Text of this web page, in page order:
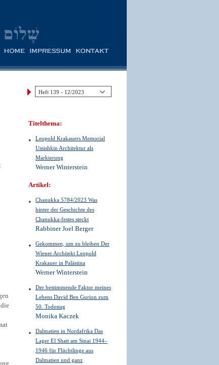
Titelthema:
Leopold Krakauers Memorial
Ussishkin Architektur als
Markierung
Werner Winterstein
Artikel:
Chanukka 5784/2023 Was
hinter der Geschichte des
Chanukka-festes steckt
Rabbiner Joel Berger
Gekommen, um zu bleiben Der
Wiener Architekt Leopold
Krakauer in Palästina
Werner Winterstein
Der bestimmende Faktor meines
Lebens David Ben Gurion zum
50. Todestag
Monika Kaczek
Dalmatien in Nordafrika Das
Lager El Shatt am Sinai 1944–
1946 für Flüchtlinge aus
Dalmatien und ganz